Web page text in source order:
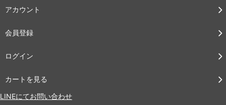
アカウント
会員登録
ログイン
カートを見る
LINEにてお問い合わせ